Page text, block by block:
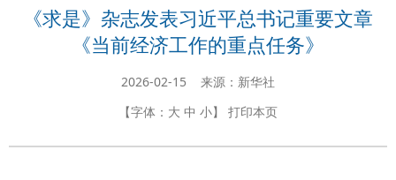
《求是》杂志发表习近平总书记重要文章
《当前经济工作的重点任务》
2026-02-15 来源：新华社
【字体： 大 中 小】 打印本页